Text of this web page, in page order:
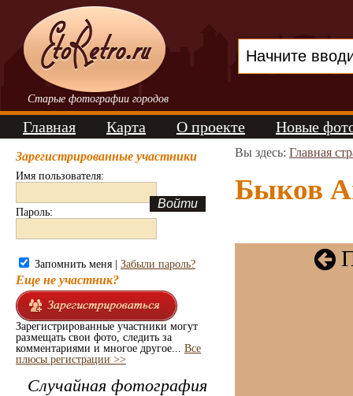
Старые фотографии городов
Главная Карта О проекте Новые
Зарегистрированные участники
Имя пользователя:
Пароль:
Запомнить меня | Забыли пароль?
Еще не участник?
Зарегистрированные участники могут
размещать свои фото, следить за
комментариями и многое другое... Все
плюсы регистрации >>
Случайная фотография
Вы здесь: Главная
Быков